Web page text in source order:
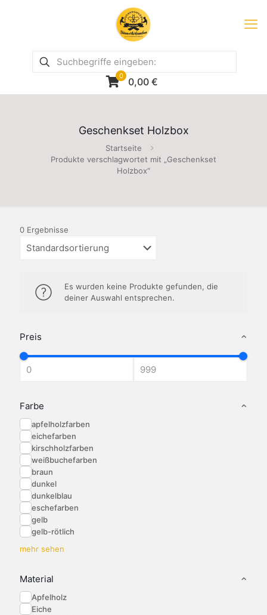
0 0,00 €
Geschenkset Holzbox
Startseite
Produkte verschlagwortet mit „Geschenkset
Holzbox“
Preis
Farbe
apfelholzfarben
eichefarben
kirschholzfarben
weißbuchefarben
braun
dunkel
dunkelblau
eschefarben
gelb
gelb-rötlich
mehr sehen
Material
Apfelholz
Eiche
0 Ergebnisse
Es wurden keine Produkte gefunden, die
deiner Auswahl entsprechen.